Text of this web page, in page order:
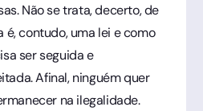
Não se trata, decerto, de
é, contudo, uma lei e como
ser seguida e
Afinal, ninguém quer
na ilegalidade.